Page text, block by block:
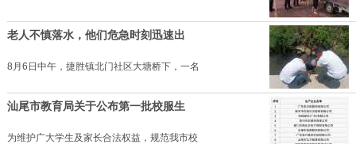
老人不慎落水，他们危急时刻迅速出
8月6日中午，捷胜镇北门社区大塘桥下，一名
汕尾市教育局关于公布第一批校服生
为维护广大学生及家长合法权益，规范我市校